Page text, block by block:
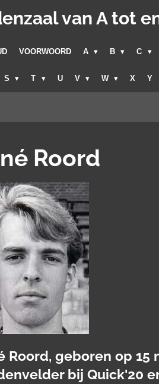
van A tot
VOORWOORD A B C
S T U V W X Y
Roord
Roord, geboren op 15
bij Quick'20